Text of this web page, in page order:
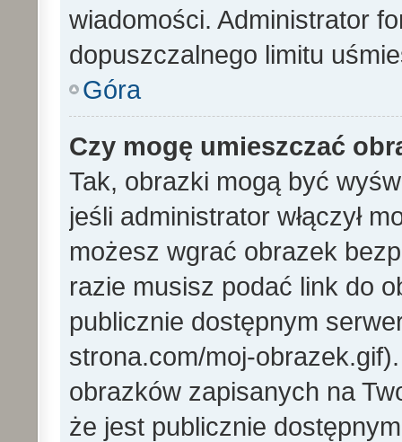
wiadomości. Administrator
dopuszczalnego limitu
Góra
Czy mogę umieszczać
Tak, obrazki mogą być
jeśli administrator włączył
możesz wgrać obrazek
razie musisz podać link do
publicznie dostępnym
strona.com/moj-
obrazków zapisanych na
że jest publicznie